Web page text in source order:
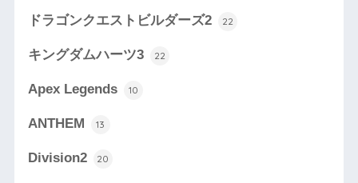
ドラゴンクエストビルダーズ2 22
キングダムハーツ3 22
Apex Legends 10
ANTHEM 13
Division2 20